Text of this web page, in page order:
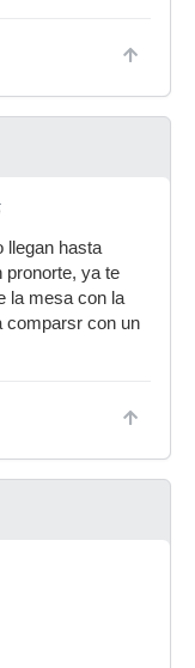
llegan hasta
pronorte, ya te
la mesa con la
comparsr con un